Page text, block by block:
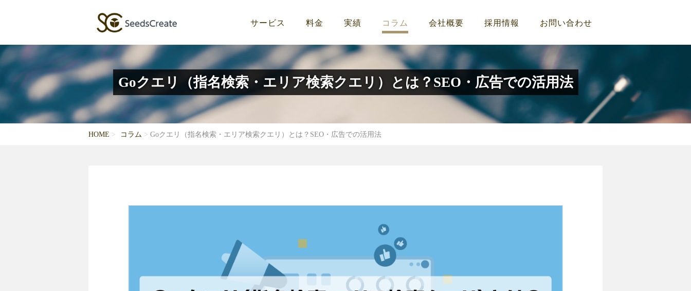
サービス 料金 実績 コラム 会社概要 採用情報 お問い合わせ
Goクエリ（指名検索・エリア検索クエリ）とは？SEO・広告での活用法
HOME コラム Goクエリ（指名検索・エリア検索クエリ）とは？SEO・広告での活用法